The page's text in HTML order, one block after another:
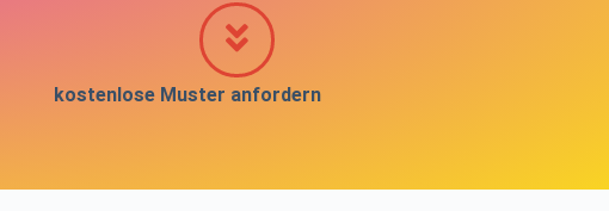
kostenlose Muster anfordern